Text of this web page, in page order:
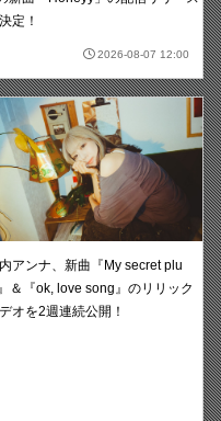
定！
2026-08-07 12:00
アンナ、新曲『My secret plu
＆『ok, love song』のリリック
オを2週連続公開！